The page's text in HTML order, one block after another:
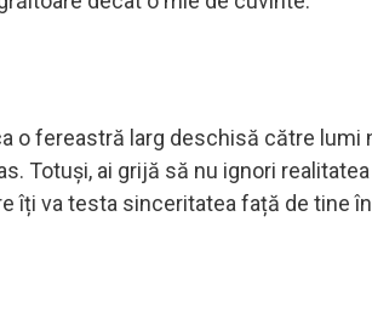
o fereastră larg deschisă către
Totuși, ai grijă să nu ignori
îți va testa sinceritatea față de tine